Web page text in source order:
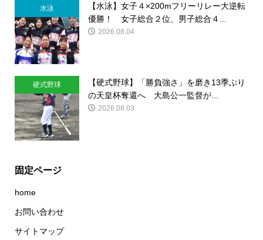
水泳
【水泳】女子４×200mフリーリレー大逆転
優勝！ 女子総合２位、男子総合４...
2026.08.04
硬式野球
【硬式野球】「勝負強さ」を磨き13季ぶり
の天皇杯奪還へ 大島公一監督が...
2026.08.03
固定ページ
home
お問い合わせ
サイトマップ